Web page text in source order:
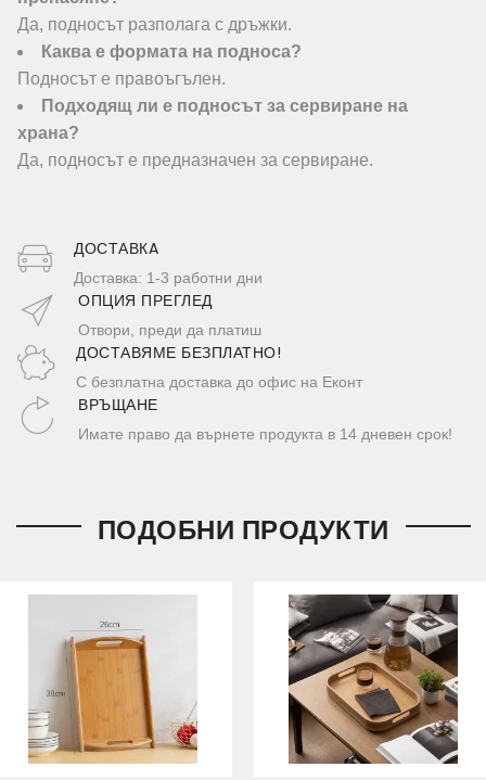
Да, подносът разполага с дръжки.
Каква е формата на подноса?
Подносът е правоъгълен.
Подходящ ли е подносът за сервиране на
храна?
Да, подносът е предназначен за сервиране.
ДОСТАВКA
Доставка: 1-3 работни дни
ОПЦИЯ ПРЕГЛЕД
Отвори, преди да платиш
ДОСТАВЯМЕ БЕЗПЛАТНО!
С безплатна доставка до офис на Еконт
ВРЪЩАНЕ
Имате право да върнете продукта в 14 дневен срок!
ПОДОБНИ ПРОДУКТИ